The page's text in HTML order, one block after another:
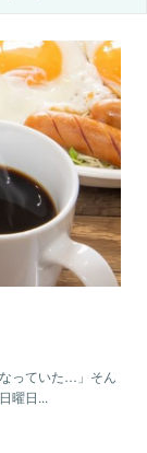
っていた…」そん
曜日...